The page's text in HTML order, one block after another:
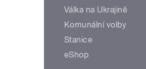
Válka na Ukrajině
Komunální volby
Stanice
eShop